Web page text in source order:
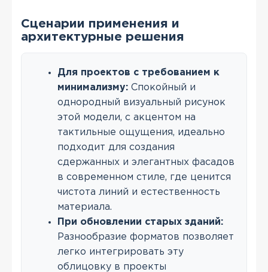
Сценарии применения и
архитектурные решения
Для проектов с требованием к
минимализму: Спокойный и
однородный визуальный рисунок
этой модели, с акцентом на
тактильные ощущения, идеально
подходит для создания
сдержанных и элегантных фасадов
в современном стиле, где ценится
чистота линий и естественность
материала.
При обновлении старых зданий:
Разнообразие форматов позволяет
легко интегрировать эту
облицовку в проекты